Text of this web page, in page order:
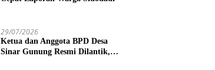
29/07/2026
Ketua dan Anggota BPD Desa
Sinar Gunung Resmi Dilantik,